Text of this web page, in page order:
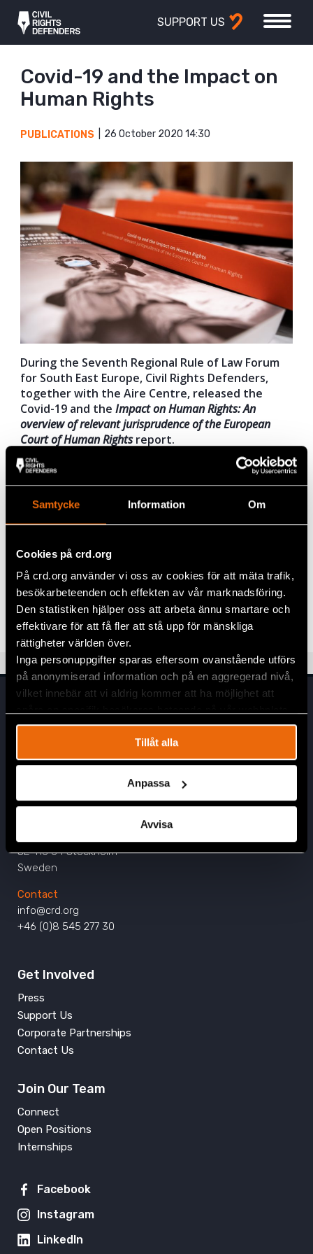
Samtycke Information Om
Cookies på crd.org
På crd.org använder vi oss av cookies för att mäta trafik,
besökarbeteenden och effekten av vår marknadsföring.
Den statistiken hjälper oss att arbeta ännu smartare och
effektivare för att få fler att stå upp för mänskliga
rättigheter världen över.
Inga personuppgifter sparas eftersom ovanstående utförs
på anonymiserad information och på en aggregerad nivå,
vilket innebär att vi aldrig kommer att ha möjlighet att
Tillåt alla
Anpassa
Avvisa
SUPPORT US
Covid-19 and the Impact on
Human Rights
PUBLICATIONS 26 October 2020 14:30
During the Seventh Regional Rule of Law Forum
for South East Europe, Civil Rights Defenders,
together with the Aire Centre, released the
Covid-19 and the Impact on Human Rights: An
overview of relevant jurisprudence of the European
Court of Human Rightsreport.
Prepared by rule of law experts, the report gives an
in-depth look at the rights affected by the pandemic
and the relevant cases of the European Court of
Human Rights. The full report can be accessed
here.
Share
Facebook
Twitter
Google+
Mail
TagsCovid-19,Europe
Head Office
SE-116 64 Stockholm
Sweden
Contact
info@crd.org
+46 (0)8 545 277 30
Get Involved
Press
Support Us
Corporate Partnerships
Contact Us
Join Our Team
Connect
Open Positions
Internships
Facebook
Instagram
LinkedIn